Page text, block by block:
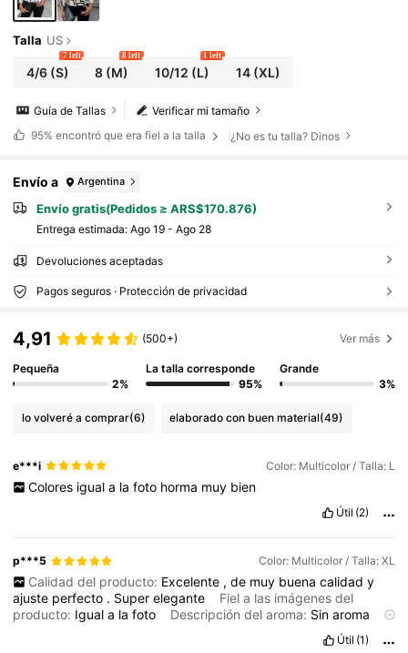
Talla US
4/6(S)
7 left
8 (M)
8 left
10/12 (L)
1 left
14(XL)
Verificar mi tamaño
Guía de Tallas
95% encontró que era fiel a la talla ¿No es tu talla? Dinos
Envío a Argentina
Envío gratis(Pedidos ≥ ARS$170.876)
Entrega estimada: Ago 19 - Ago 28
Devoluciones aceptadas
Pagos seguros · Protección de privacidad
4,91 (500+) Ver más
Pequeña
2%
La talla corresponde
95%
Grande
3%
lo volveré a comprar(6) elaborado con buen material(49)
e***i Color: Multicolor / Talla: L
Colores igual a la foto horma muy bien
Útil (2)
p***5 Color: Multicolor / Talla: XL
Calidad del producto: Excelente , de muy buena calidad y
ajuste perfecto . Superelegante
Fiel a las imágenes del
producto: Iguala lafoto Descripción del aroma: Sinaroma
corte
Útil (1)